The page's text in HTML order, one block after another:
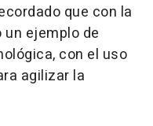
que con la
un ejemplo de
con el uso
agilizar la